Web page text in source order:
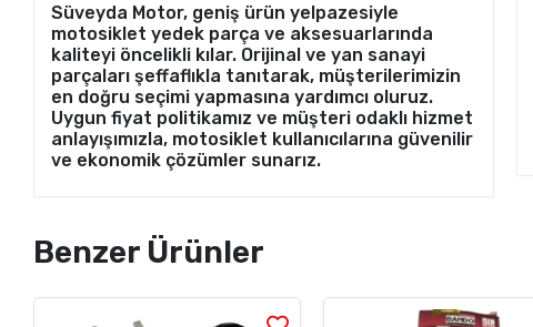
Süveyda Motor, geniş ürün yelpazesiyle
motosiklet yedek parça ve aksesuarlarında
kaliteyi öncelikli kılar. Orijinal ve yan sanayi
parçaları şeffaflıkla tanıtarak, müşterilerimizin
en doğru seçimi yapmasına yardımcı oluruz.
Uygun fiyat politikamız ve müşteri odaklı hizmet
anlayışımızla, motosiklet kullanıcılarına güvenilir
ve ekonomik çözümler sunarız.
Benzer Ürünler